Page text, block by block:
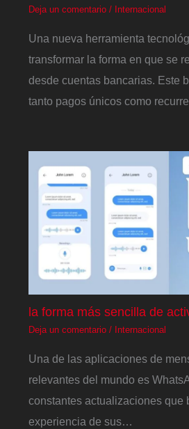
Deja un comentario / Internacional
Una nueva herramienta
transformar la forma en que se
desde cuentas bancarias. Este
tanto pagos únicos como
la forma más sencilla de
Deja un comentario / Internacional
Una de las aplicaciones de
relevantes del mundo es
constantes actualizaciones que
experiencia de sus…